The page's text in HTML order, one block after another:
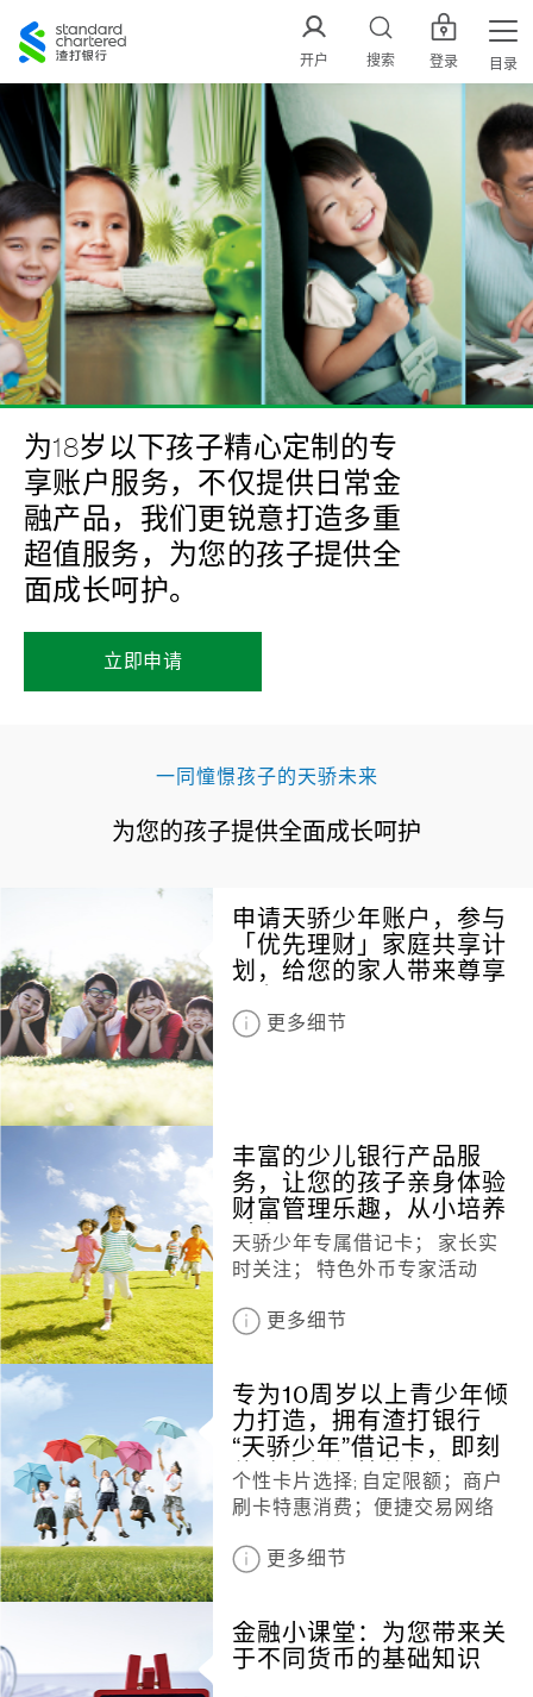
渣
打
中
开户 搜索 登录 目录
为18岁以下孩子精心定制的专
享账户服务，不仅提供日常金
融产品，我们更锐意打造多重
超值服务，为您的孩子提供全
面成长呵护。
立即申请
一同憧憬孩子的天骄未来
为您的孩子提供全面成长呵护
申请天骄少年账户，参与
「优先理财」家庭共享计
划，给您的家人带来尊享
更多细节
丰富的少儿银行产品服
务，让您的孩子亲身体验
财富管理乐趣，从小培养
财商
天骄少年专属借记卡； 家长实
时关注； 特色外币专家活动
更多细节
专为10周岁以上青少年倾
力打造，拥有渣打银行
“天骄少年”借记卡，即刻
体验全新便捷的银行服
务！
个性卡片选择; 自定限额；商户
刷卡特惠消费；便捷交易网络
更多细节
金融小课堂：为您带来关
于不同货币的基础知识